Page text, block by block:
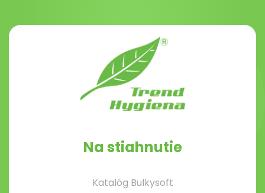
Na stiahnutie
Katalóg Bulkysoft